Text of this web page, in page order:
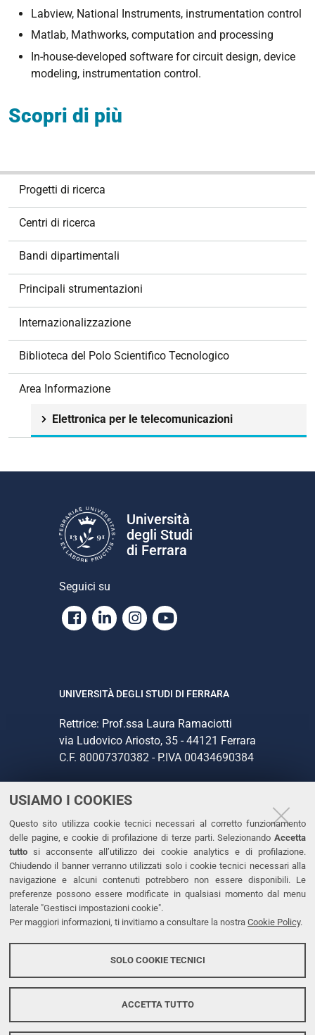
USIAMO I COOKIES
Questo sito utilizza cookie tecnici necessari al corretto funzionamento
delle pagine, e cookie di profilazione di terze parti. Selezionando Accetta
tutto si acconsente all’utilizzo dei cookie analytics e di profilazione.
Chiudendo il banner verranno utilizzati solo i cookie tecnici necessari alla
navigazione e alcuni contenuti potrebbero non essere disponibili. Le
preferenze possono essere modificate in qualsiasi momento dal menu
laterale "Gestisci impostazioni cookie".
Per maggiori informazioni, ti invitiamo a consultare la nostra Cookie Policy.
SOLO COOKIE TECNICI
ACCETTA TUTTO
Labview, National Instruments, instrumentation control
Matlab, Mathworks, computation and processing
In-house-developed software for circuit design, device
modeling, instrumentation control.
Scopri di più
Progetti di ricerca
Centri di ricerca
Bandi dipartimentali
Principali strumentazioni
Internazionalizzazione
Biblioteca del Polo Scientifico Tecnologico
Area Informazione
Elettronica per le telecomunicazioni
Università
degli Studi
di Ferrara
Seguici su
Facebook
LinkedinInstagram
Youtube
UNIVERSITÀ DEGLI STUDI DI FERRARA
Rettrice: Prof.ssa Laura Ramaciotti
via Ludovico Ariosto, 35 - 44121 Ferrara
C.F. 80007370382 - P.IVA 00434690384
CONTATTI
Tel. +39 0532 293111
Fax. +39 0532 293031
PEC
LINKS
Dichiarazione di accessibilità
Protezione dati personali